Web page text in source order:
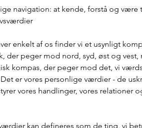
navigation: at kende, forstå og være
enkelt af os finder vi et usynligt
der peger mod nord, syd, øst og
kompas, der peger mod det, vi
er vores personlige værdier - de
vores handlinger, vores relationer
kan defineres som de ting, vi